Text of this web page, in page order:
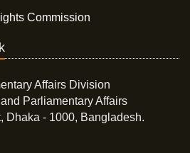
Commission
Affairs Division
Parliamentary Affairs
Dhaka - 1000, Bangladesh.